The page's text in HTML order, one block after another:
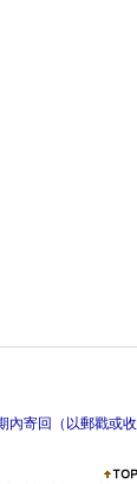
內寄回（以郵戳或收